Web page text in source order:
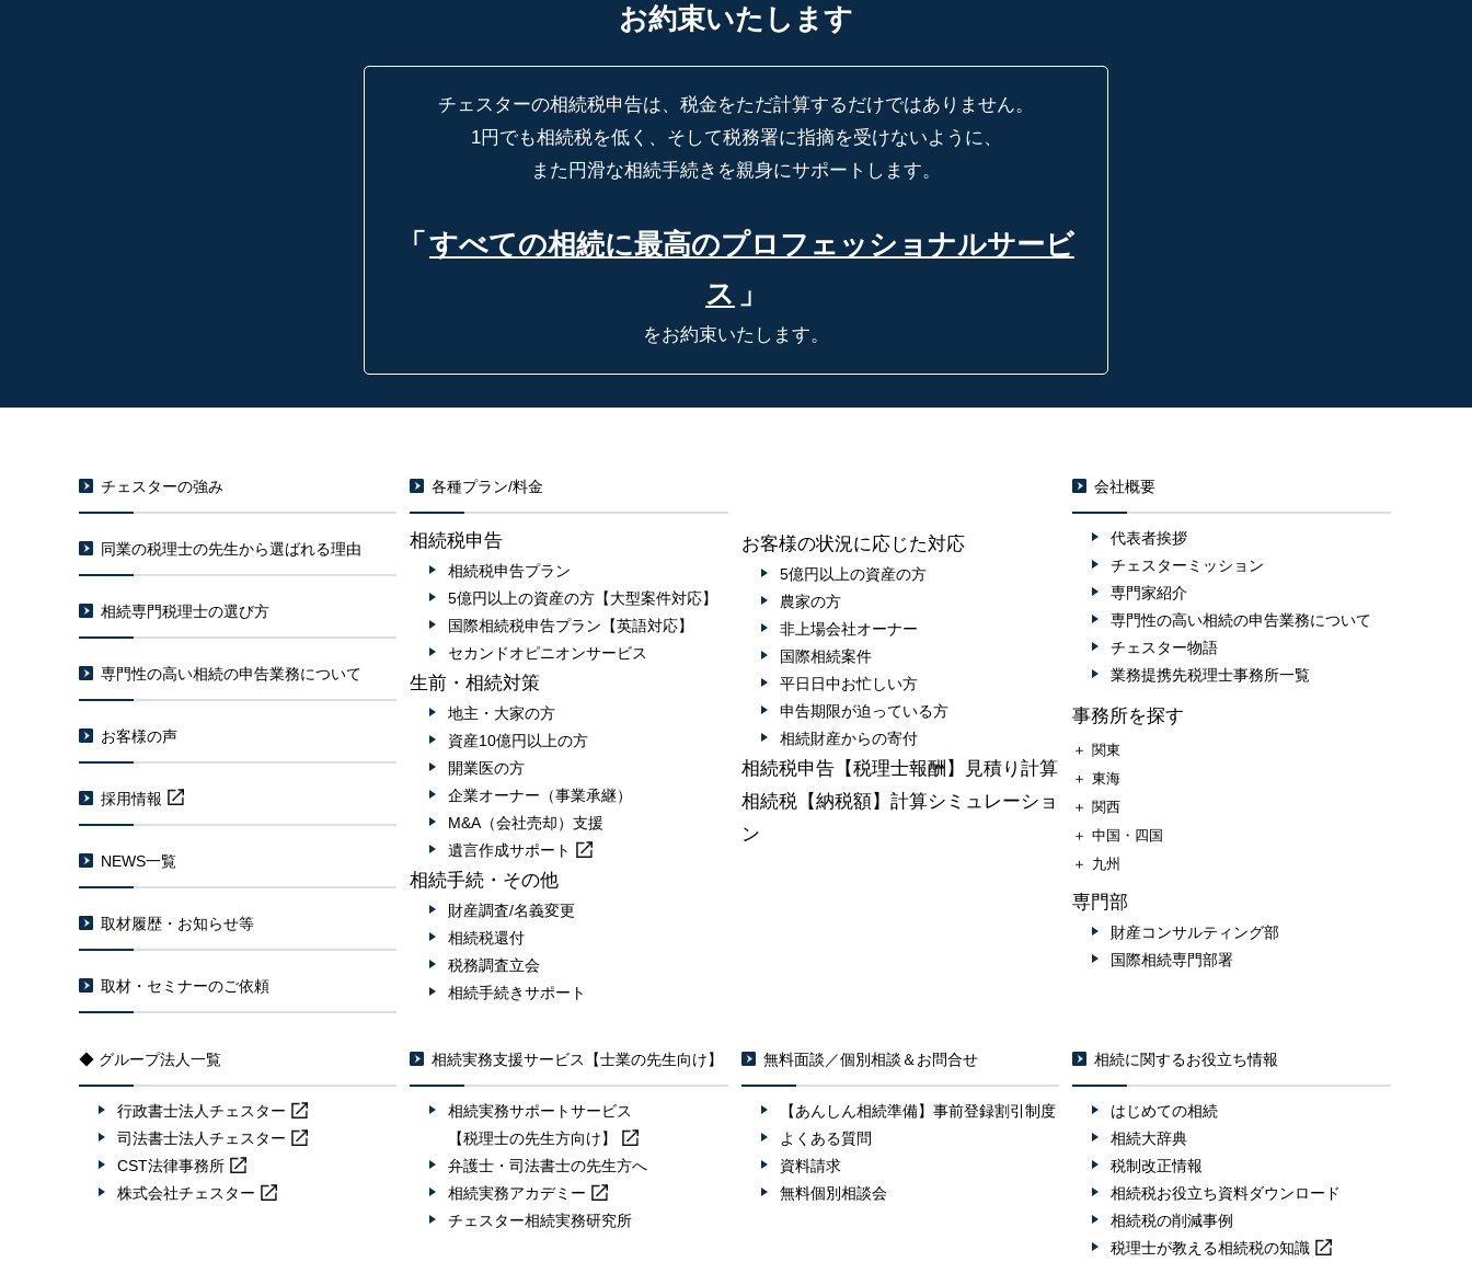
お約束いたします
チェスターの相続税申告は、税金をただ計算するだけではありません。
1円でも相続税を低く、そして税務署に指摘を受けないように、
また円滑な相続手続きを親身にサポートします。
「 すべての相続に最高のプロフェッショナルサービ
ス 」
をお約束いたします。
チェスターの強み
同業の税理士の先生から選ばれる理由
相続専門税理士の選び方
専門性の高い相続の申告業務について
お客様の声
採用情報
NEWS一覧
取材履歴・お知らせ等
取材・セミナーのご依頼
各種プラン/料金
相続税申告
相続税申告プラン
5億円以上の資産の方【大型案件対応】
国際相続税申告プラン【英語対応】
セカンドオピニオンサービス
生前・相続対策
地主・大家の方
資産10億円以上の方
開業医の方
企業オーナー（事業承継）
M&A（会社売却）支援
遺言作成サポート
相続手続・その他
財産調査/名義変更
相続税還付
税務調査立会
相続手続きサポート
お客様の状況に応じた対応
5億円以上の資産の方
農家の方
非上場会社オーナー
国際相続案件
平日日中お忙しい方
申告期限が迫っている方
相続財産からの寄付
相続税申告【税理士報酬】見積り計算
相続税【納税額】計算シミュレーショ
ン
会社概要
代表者挨拶
チェスターミッション
専門家紹介
専門性の高い相続の申告業務について
チェスター物語
業務提携先税理士事務所一覧
事務所を探す
＋ 関東
＋ 東海
＋ 関西
＋ 中国・四国
＋ 九州
専門部
財産コンサルティング部
国際相続専門部署
◆ グループ法人一覧
行政書士法人チェスター
司法書士法人チェスター
CST法律事務所
株式会社チェスター
相続実務支援サービス【士業の先生向け】
相続実務サポートサービス
【税理士の先生方向け】
弁護士・司法書士の先生方へ
相続実務アカデミー
チェスター相続実務研究所
無料面談／個別相談＆お問合せ
【あんしん相続準備】事前登録割引制度
よくある質問
資料請求
無料個別相談会
相続に関するお役立ち情報
はじめての相続
相続大辞典
税制改正情報
相続税お役立ち資料ダウンロード
相続税の削減事例
税理士が教える相続税の知識